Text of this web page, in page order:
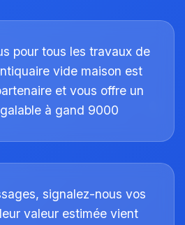
pour tous les travaux de
vide maison est
et vous offre un
à gand 9000
signalez-nous vos
valeur estimée vient